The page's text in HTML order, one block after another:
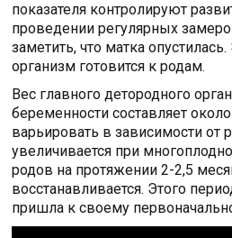
показателя контролируют
проведении регулярных
заметить, что матка опустилась.
организм готовится к родам.
Вес главного детородного
беременности составляет
варьировать в зависимости от
увеличивается при
родов на протяжении 2-2,5
восстанавливается. Этого
пришла к своему